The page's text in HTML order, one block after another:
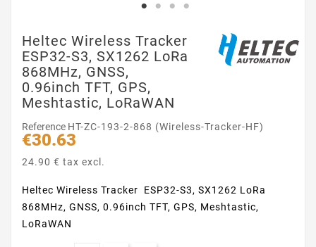
Heltec Wireless Tracker
ESP32-S3, SX1262 LoRa
868MHz, GNSS,
0.96inch TFT, GPS,
Meshtastic, LoRaWAN
Reference HT-ZC-193-2-868 (Wireless-Tracker-HF)
€30.63
24.90 € tax excl.
Heltec Wireless Tracker ESP32-S3, SX1262 LoRa
868MHz, GNSS, 0.96inch TFT, GPS, Meshtastic,
LoRaWAN